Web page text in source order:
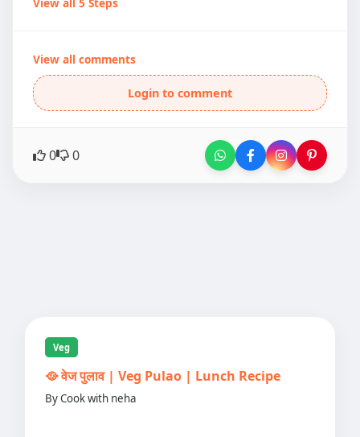
View all comments
Login to comment
0 0
Veg
🥘 वेज पुलाव | Veg Pulao | Lunch Recipe
By Cook with neha